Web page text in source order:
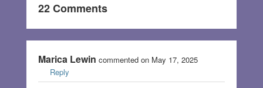
22 Comments
Marica Lewin commented on May 17, 2025
Reply